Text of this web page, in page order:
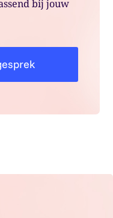
bij jouw